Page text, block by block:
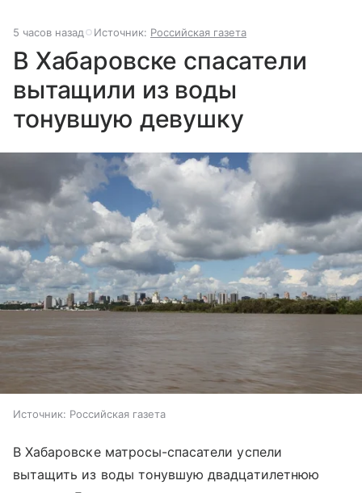
5 часов назад Источник: Российская газета
В Хабаровске спасатели
вытащили из воды
тонувшую девушку
Источник: Российская газета
В Хабаровске матросы-спасатели успели
вытащить из воды тонувшую двадцатилетнюю